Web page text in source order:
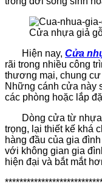
Cửa nhựa giả
Hiện nay, Cửa
rãi trong nhiều công
thương mại, chung
Những cánh cửa này
các phòng hoặc lắp
Dòng cửa từ nhựa
trọng, lại thiết kế khá
hàng đầu của gia
với không gian gia
hiện đại và bắt mắt